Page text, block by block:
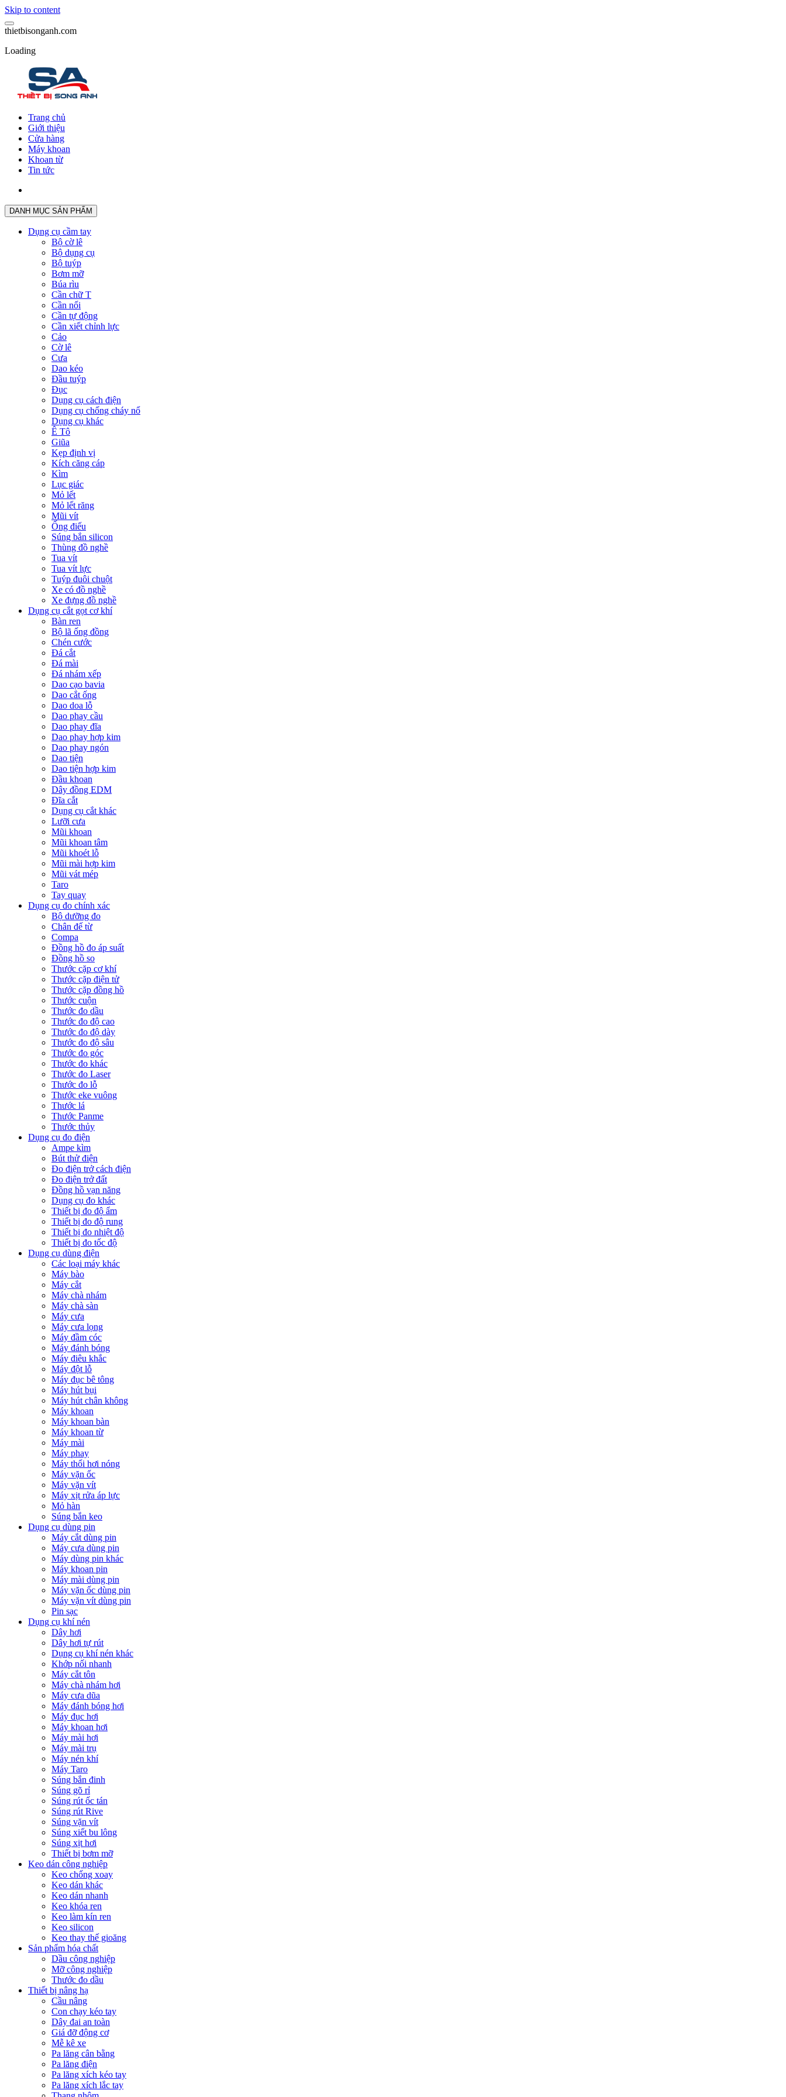
Skip to content
thietbisonganh.com
Loading
Trang chủ
Giới thiệu
Cửa hàng
Máy khoan
Khoan từ
Tin tức
DANH MỤC SẢN PHẨM
Dụng cụ cầm tay
Bộ cờ lê
Bộ dụng cụ
Bộ tuýp
Bơm mỡ
Búa rìu
Cần chữ T
Cần nối
Cần tự động
Cần xiết chỉnh lực
Cảo
Cờ lê
Cưa
Dao kéo
Đầu tuýp
Đục
Dụng cụ cách điện
Dụng cụ chống cháy nổ
Dụng cụ khác
Ê Tô
Giũa
Kẹp định vị
Kích căng cáp
Kìm
Lục giác
Mỏ lết
Mỏ lết răng
Mũi vít
Ống điếu
Súng bắn silicon
Thùng đồ nghề
Tua vít
Tua vít lực
Tuýp đuôi chuột
Xe có đồ nghề
Xe đựng đồ nghề
Dụng cụ cắt gọt cơ khí
Bàn ren
Bộ lã ống đồng
Chén cước
Đá cắt
Đá mài
Đá nhám xếp
Dao cạo bavia
Dao cắt ống
Dao doa lỗ
Dao phay cầu
Dao phay đĩa
Dao phay hợp kim
Dao phay ngón
Dao tiện
Dao tiện hợp kim
Đầu khoan
Dây đồng EDM
Đĩa cắt
Dụng cụ cắt khác
Lưỡi cưa
Mũi khoan
Mũi khoan tâm
Mũi khoét lỗ
Mũi mài hợp kim
Mũi vát mép
Taro
Tay quay
Dụng cụ đo chính xác
Bộ dưỡng đo
Chân đế từ
Compa
Đồng hồ đo áp suất
Đồng hồ so
Thước cặp cơ khí
Thước cặp điện tử
Thước cặp đồng hồ
Thước cuộn
Thước đo dầu
Thước đo độ cao
Thước đo độ dày
Thước đo độ sâu
Thước đo góc
Thước đo khác
Thước đo Laser
Thước đo lỗ
Thước eke vuông
Thước lá
Thước Panme
Thước thủy
Dụng cụ đo điện
Ampe kìm
Bút thử điện
Đo điện trở cách điện
Đo điện trở đất
Đồng hồ vạn năng
Dụng cụ đo khác
Thiết bị đo độ ẩm
Thiết bị đo độ rung
Thiết bị đo nhiệt độ
Thiết bị đo tốc độ
Dụng cụ dùng điện
Các loại máy khác
Máy bào
Máy cắt
Máy chà nhám
Máy chà sàn
Máy cưa
Máy cưa lọng
Máy đầm cóc
Máy đánh bóng
Máy điêu khắc
Máy đột lỗ
Máy đục bê tông
Máy hút bụi
Máy hút chân không
Máy khoan
Máy khoan bàn
Máy khoan từ
Máy mài
Máy phay
Máy thổi hơi nóng
Máy vặn ốc
Máy vặn vít
Máy xịt rửa áp lực
Mỏ hàn
Súng bắn keo
Dụng cụ dùng pin
Máy cắt dùng pin
Máy cưa dùng pin
Máy dùng pin khác
Máy khoan pin
Máy mài dùng pin
Máy vặn ốc dùng pin
Máy vặn vít dùng pin
Pin sạc
Dụng cụ khí nén
Dây hơi
Dây hơi tự rút
Dụng cụ khí nén khác
Khớp nối nhanh
Máy cắt tôn
Máy chà nhám hơi
Máy cưa dũa
Máy đánh bóng hơi
Máy đục hơi
Máy khoan hơi
Máy mài hơi
Máy mài trụ
Máy nén khí
Máy Taro
Súng bắn đinh
Súng gõ rỉ
Súng rút ốc tán
Súng rút Rive
Súng vặn vít
Súng xiết bu lông
Súng xịt hơi
Thiết bị bơm mỡ
Keo dán công nghiệp
Keo chống xoay
Keo dán khác
Keo dán nhanh
Keo khóa ren
Keo làm kín ren
Keo silicon
Keo thay thế gioăng
Sản phẩm hóa chất
Dầu công nghiệp
Mỡ công nghiệp
Thước đo dầu
Thiết bị nâng hạ
Cầu nâng
Con chạy kéo tay
Dây đai an toàn
Giá đỡ động cơ
Mễ kê xe
Pa lăng cân bằng
Pa lăng điện
Pa lăng xích kéo tay
Pa lăng xích lắc tay